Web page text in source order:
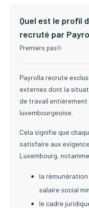
Quel est le profil
recruté par
Premiers pas
Payrolla recrute
externes dont la
de travail entièrement
luxembourgeoise.
Cela signifie que
satisfaire aux
Luxembourg,
la
salaire social
le cadre